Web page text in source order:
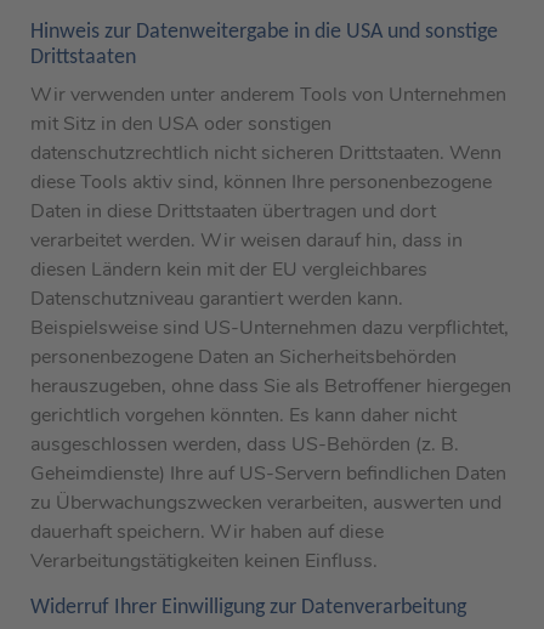
Hinweis zur Datenweitergabe in die USA und sonstige
Drittstaaten
Wir verwenden unter anderem Tools von Unternehmen
mit Sitz in den USA oder sonstigen
datenschutzrechtlich nicht sicheren Drittstaaten. Wenn
diese Tools aktiv sind, können Ihre personenbezogene
Daten in diese Drittstaaten übertragen und dort
verarbeitet werden. Wir weisen darauf hin, dass in
diesen Ländern kein mit der EU vergleichbares
Datenschutzniveau garantiert werden kann.
Beispielsweise sind US-Unternehmen dazu verpflichtet,
personenbezogene Daten an Sicherheitsbehörden
herauszugeben, ohne dass Sie als Betroffener hiergegen
gerichtlich vorgehen könnten. Es kann daher nicht
ausgeschlossen werden, dass US-Behörden (z. B.
Geheimdienste) Ihre auf US-Servern befindlichen Daten
zu Überwachungszwecken verarbeiten, auswerten und
dauerhaft speichern. Wir haben auf diese
Verarbeitungstätigkeiten keinen Einfluss.
Widerruf Ihrer Einwilligung zur Datenverarbeitung